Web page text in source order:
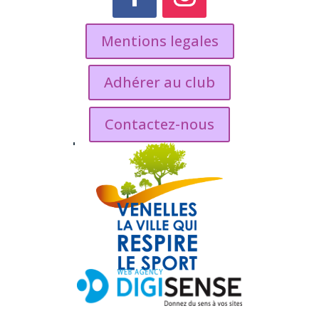
Mentions legales
Adhérer au club
Contactez-nous